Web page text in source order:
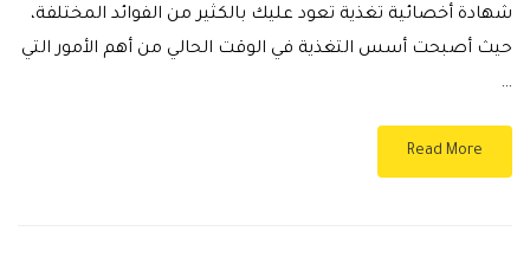
شهادة أخصائية تغذية تعود عليك بالكثير من الفوائد المختلفة،
حيث أصبحت أسس التغذية في الوقت الحالي من أهم الأمور التي
…
Read More